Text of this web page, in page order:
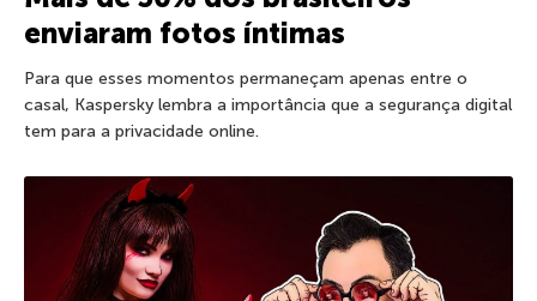
enviaram fotos íntimas
Para que esses momentos permaneçam apenas entre o
casal, Kaspersky lembra a importância que a segurança digital
tem para a privacidade online.